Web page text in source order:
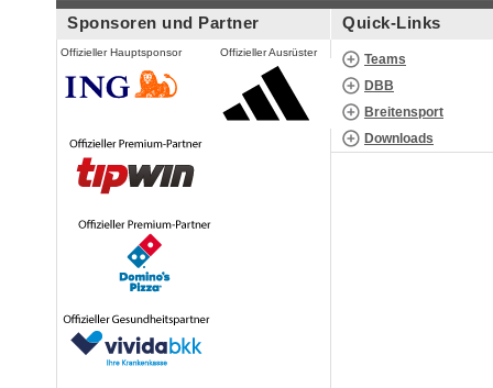
Sponsoren und Partner
Offizieller Hauptsponsor Offizieller Ausrüster
Quick-Links
Teams
DBB
Breitensport
Downloads